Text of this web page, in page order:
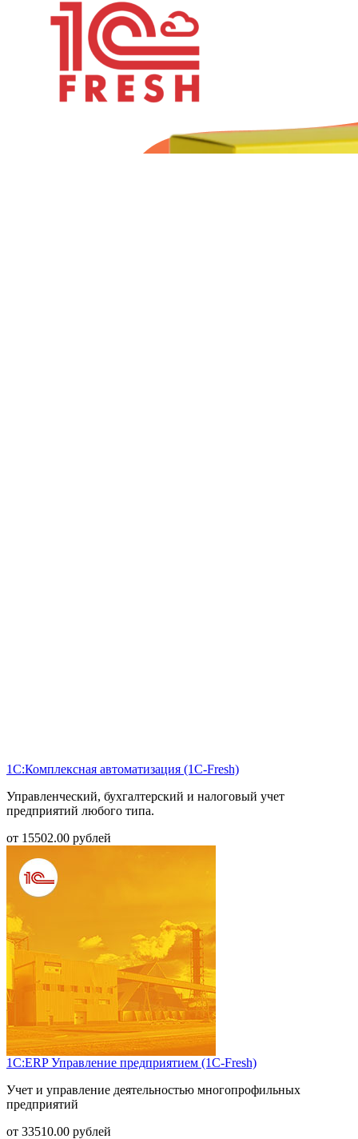
1С:Комплексная автоматизация (1С-Fresh)
Управленческий, бухгалтерский и налоговый учет
предприятий любого типа.
от 15502.00 рублей
1С:ERP Управление предприятием (1С-Fresh)
Учет и управление деятельностью многопрофильных
предприятий
от 33510.00 рублей